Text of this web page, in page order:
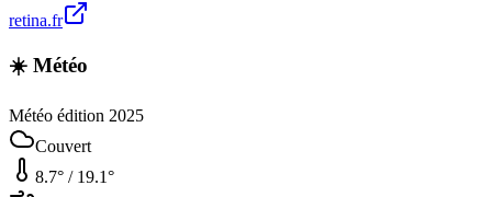
retina.fr
☀️ Météo
Météo édition 2025
Couvert
8.7° / 19.1°